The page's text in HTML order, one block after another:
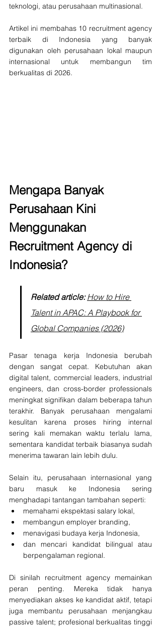
teknologi, atau perusahaan multinasional.
Artikel ini membahas 10 recruitment agency
terbaik di Indonesia yang banyak
digunakan oleh perusahaan lokal maupun
internasional untuk membangun tim
berkualitas di 2026.
Mengapa Banyak
Perusahaan Kini
Menggunakan
Recruitment Agency di
Indonesia?
Related article: How to Hire
Talent in APAC: A Playbook for
Global Companies (2026)
Pasar tenaga kerja Indonesia berubah
dengan sangat cepat. Kebutuhan akan
digital talent, commercial leaders, industrial
engineers, dan cross-border professionals
meningkat signifikan dalam beberapa tahun
terakhir. Banyak perusahaan mengalami
kesulitan karena proses hiring internal
sering kali memakan waktu terlalu lama,
sementara kandidat terbaik biasanya sudah
menerima tawaran lain lebih dulu.
Selain itu, perusahaan internasional yang
baru masuk ke Indonesia sering
menghadapi tantangan tambahan seperti:
memahami ekspektasi salary lokal,
membangun employer branding,
menavigasi budaya kerja Indonesia,
dan mencari kandidat bilingual atau
berpengalaman regional.
Di sinilah recruitment agency memainkan
peran penting. Mereka tidak hanya
menyediakan akses ke kandidat aktif, tetapi
juga membantu perusahaan menjangkau
passive talent; profesional berkualitas tinggi